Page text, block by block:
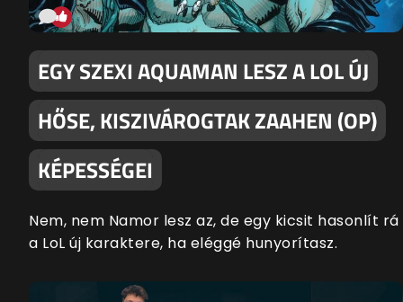
EGY SZEXI AQUAMAN LESZ A LOL ÚJ
HŐSE, KISZIVÁROGTAK ZAAHEN (OP)
KÉPESSÉGEI
Nem, nem Namor lesz az, de egy kicsit hasonlít rá
a LoL új karaktere, ha eléggé hunyorítasz.